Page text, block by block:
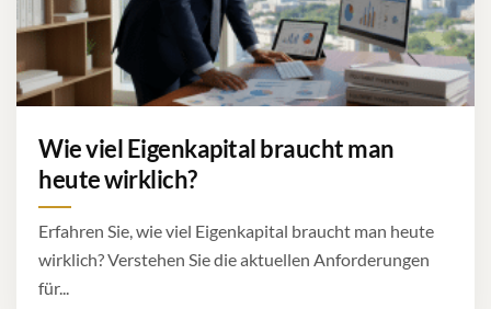
Wie viel Eigenkapital braucht man
heute wirklich?
Erfahren Sie, wie viel Eigenkapital braucht man heute
wirklich? Verstehen Sie die aktuellen Anforderungen
für...